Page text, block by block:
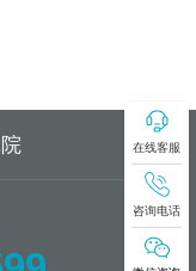
在线客服
咨询电话